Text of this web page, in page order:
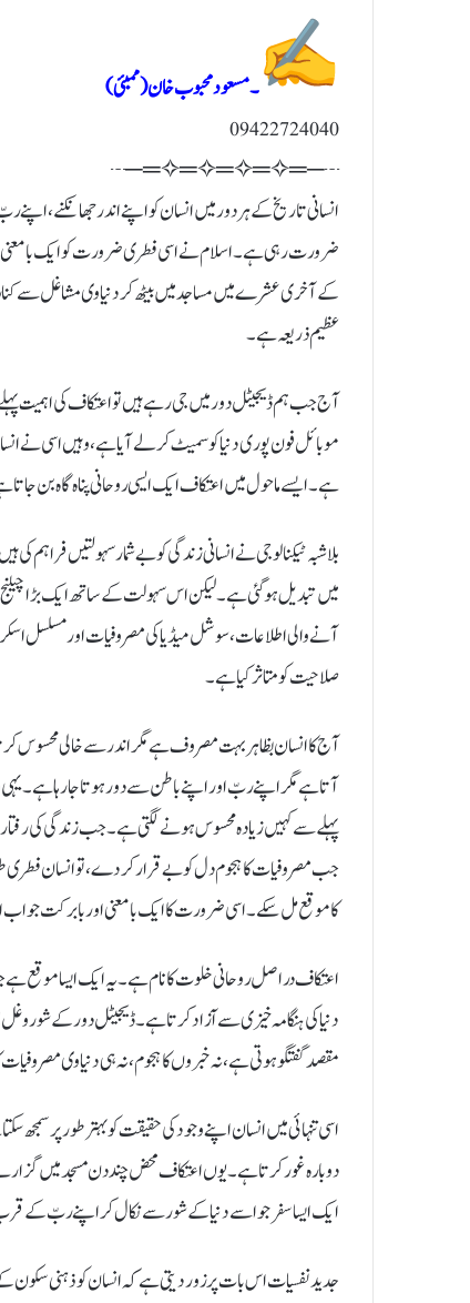
۔مسعود محبوب خان (ممبئی)
09422724040
┄─═✧═✧═✧═✧═─┄
انسانی تاریخ کے ہر دور میں انسان کو اپنے اندر جھانکنے،
ضرورت رہی ہے۔ اسلام نے اسی فطری ضرورت کو ایک
کے آخری عشرے میں مساجد میں بیٹھ کر دنیاوی مشاغل سے
عظیم ذریعہ ہے۔
آج جب ہم ڈیجیٹل دور میں جی رہے ہیں تو اعتکاف کی اہمیت
موبائل فون پوری دنیا کو سمیٹ کر لے آیا ہے، وہیں اسی نے
ہے۔ ایسے ماحول میں اعتکاف ایک ایسی روحانی پناہ گاہ بن
بلاشبہ ٹیکنالوجی نے انسانی زندگی کو بے شمار سہولتیں
میں تبدیل ہو گئی ہے۔ لیکن اس سہولت کے ساتھ ایک بڑا چیلنج
آنے والی اطلاعات، سوشل میڈیا کی مصروفیات اور مسلسل
صلاحیت کو متاثر کیا ہے۔
آج کا انسان بظاہر بہت مصروف ہے مگر اندر سے خالی
آتا ہے مگر اپنے ربّ اور اپنے باطن سے دور ہوتا جا رہا ہے۔
پہلے سے کہیں زیادہ محسوس ہونے لگتی ہے۔ جب زندگی کی
جب مصروفیات کا ہجوم دل کو بے قرار کر دے، تو انسان فطری
کا موقع مل سکے۔ اسی ضرورت کا ایک بامعنی اور بابرکت
اعتکاف دراصل روحانی خلوت کا نام ہے۔ یہ ایک ایسا موقع ہے
دنیا کی ہنگامہ خیزی سے آزاد کرتا ہے۔ ڈیجیٹل دور کے شور
مقصد گفتگو ہوتی ہے، نہ خبروں کا ہجوم، نہ ہی دنیاوی
اسی تنہائی میں انسان اپنے وجود کی حقیقت کو بہتر طور پر سمجھ
دوبارہ غور کرتا ہے۔ یوں اعتکاف محض چند دن مسجد میں
ایک ایسا سفر جو اسے دنیا کے شور سے نکال کر اپنے ربّ کے
جدید نفسیات اس بات پر زور دیتی ہے کہ انسان کو ذہنی